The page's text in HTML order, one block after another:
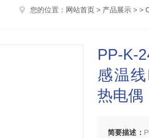
您的位置： 网站首页 > 产品展示 > >
PP-K-
感温
热电偶
简要描述：